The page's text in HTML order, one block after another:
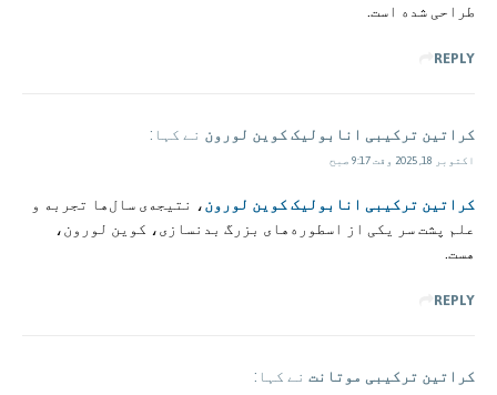
طراحی شده است.
REPLY
کراتین ترکیبی انابولیک کوین لورون نے کہا:
اکتوبر 18, 2025 وقت 9:17 صبح
کراتین ترکیبی انابولیک کوین لورون، نتیجه‌ی سال‌ها تجربه و
علم پشت سر یکی از اسطوره‌های بزرگ بدنسازی، کوین لورون،
هست.
REPLY
کراتین ترکیبی موتانت نے کہا: